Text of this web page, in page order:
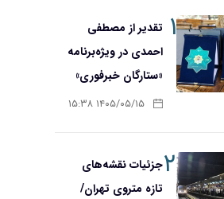
۱ تقدیر از مصطفی
احمدی در ویژه‌برنامه
«ستارگان خبرفوری»
۱۴۰۵/۰۵/۱۵ ۱۵:۳۸
۲جزئیات نقشه‌های
تازه متروی تهران/